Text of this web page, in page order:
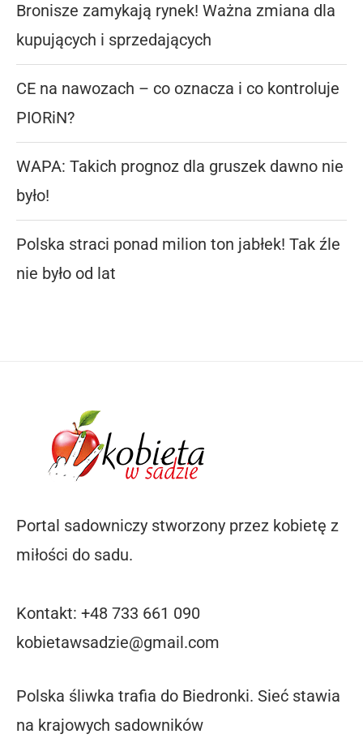
Bronisze zamykają rynek! Ważna zmiana dla
kupujących i sprzedających
CE na nawozach – co oznacza i co kontroluje
PIORiN?
WAPA: Takich prognoz dla gruszek dawno nie
było!
Polska straci ponad milion ton jabłek! Tak źle
nie było od lat
Portal sadowniczy stworzony przez kobietę z
miłości do sadu.
Kontakt: +48 733 661 090
kobietawsadzie@gmail.com
Polska śliwka trafia do Biedronki. Sieć stawia
na krajowych sadowników